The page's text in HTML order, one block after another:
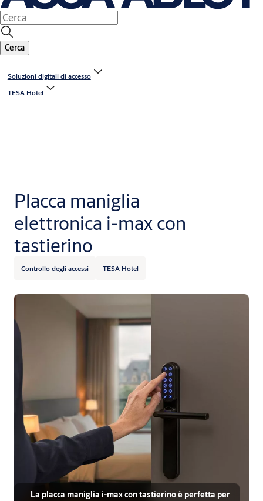
Cerca
Soluzioni digitali di accesso
TESA Hotel
Placca maniglia
elettronica i-max con
tastierino
Controllo degli accessi TESA Hotel
La placca maniglia i-max con tastierino è perfetta per